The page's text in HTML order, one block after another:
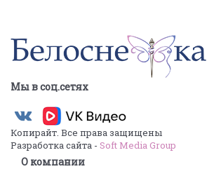
Мы в соц.сетях
Копирайт. Все права защищены
Разработка сайта - Soft Media Group
О компании